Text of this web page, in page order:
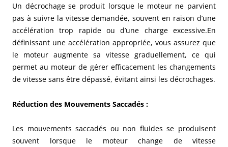
Un décrochage se produit lorsque le moteur ne parvient
pas à suivre la vitesse demandée, souvent en raison d’une
accélération trop rapide ou d’une charge excessive.En
définissant une accélération appropriée, vous assurez que
le moteur augmente sa vitesse graduellement, ce qui
permet au moteur de gérer efficacement les changements
de vitesse sans être dépassé, évitant ainsi les décrochages.
Réduction des Mouvements Saccadés :
Les mouvements saccadés ou non fluides se produisent
souvent lorsque le moteur change de vitesse